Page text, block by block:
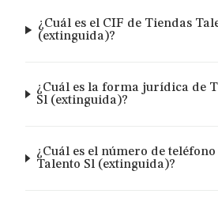
¿Cuál es el CIF de Tiendas
(extinguida)?
¿Cuál es la forma jurídica de
Sl (extinguida)?
¿Cuál es el número de
Talento Sl (extinguida)?